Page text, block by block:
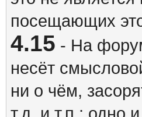
посещающих
4.15 - На
несёт
ни о чём,